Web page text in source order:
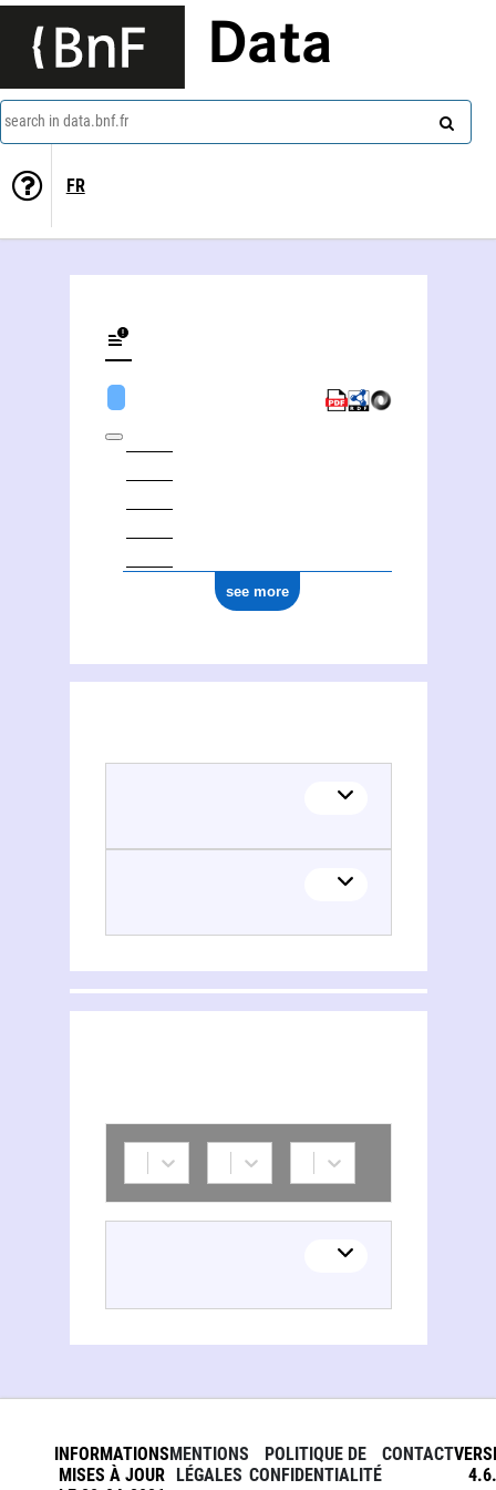
Data
search in data.bnf.fr
FR
see more
INFORMATIONS
MISES À JOUR
MENTIONS
LÉGALES
POLITIQUE DE
CONFIDENTIALITÉ
CONTACT